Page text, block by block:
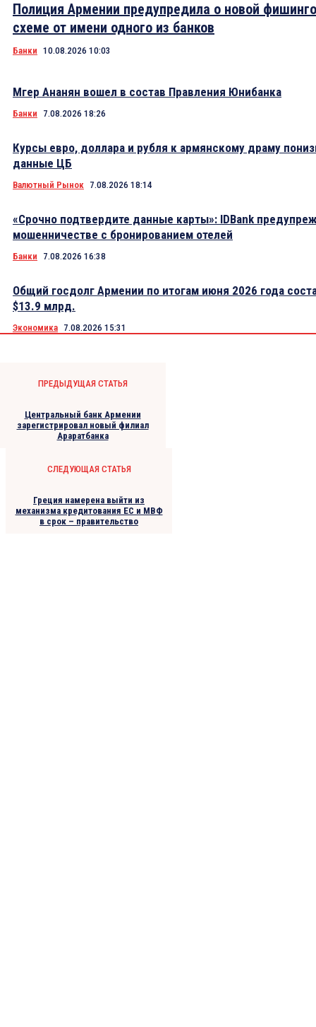
Полиция Армении предупредила о новой
схеме от имени одного из банков
Банки 10.08.2026 10:03
Мгер Ананян вошел в состав Правления Юнибанка
Банки 7.08.2026 18:26
Курсы евро, доллара и рубля к армянскому драму
данные ЦБ
Валютный Рынок 7.08.2026 18:14
«Срочно подтвердите данные карты»: IDBank
мошенничестве с бронированием отелей
Банки 7.08.2026 16:38
Общий госдолг Армении по итогам июня 2026 года
$13.9 млрд.
Экономика 7.08.2026 15:31
ПРЕДЫДУЩАЯ СТАТЬЯ
Центральный банк Армении
зарегистрировал новый филиал
Араратбанка
СЛЕДУЮЩАЯ СТАТЬЯ
Греция намерена выйти из
механизма кредитования ЕС и МВФ
в срок – правительство